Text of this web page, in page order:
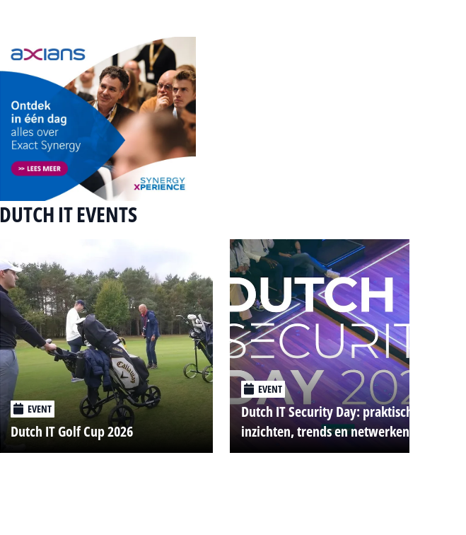
DUTCH IT EVENTS
EVENT
Dutch IT Golf Cup 2026
EVENT
Dutch IT Security Day: praktische
inzichten, trends en netwerken